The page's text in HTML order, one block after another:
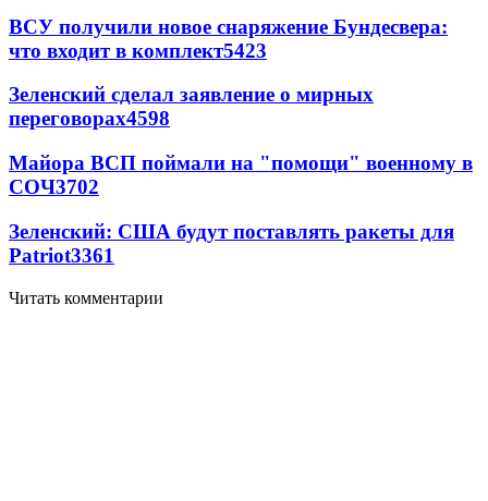
ВСУ получили новое снаряжение Бундесвера:
что входит в комплект5423
Зеленский сделал заявление о мирных
переговорах4598
Майора ВСП поймали на "помощи" военному в
СОЧ3702
Зеленский: США будут поставлять ракеты для
Patriot3361
Читать комментарии